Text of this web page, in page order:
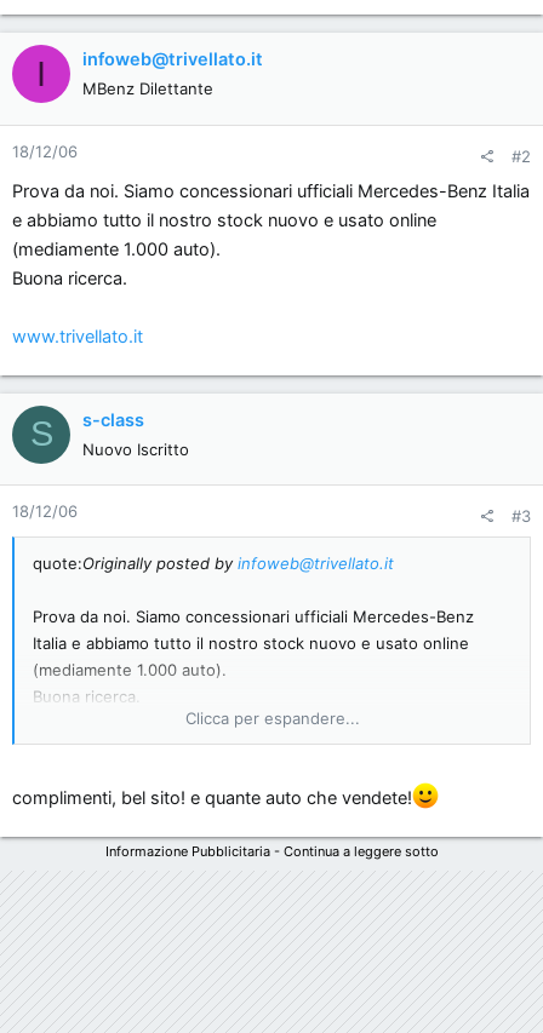
I infoweb@trivellato.it
MBenz Dilettante
18/12/06 #2
Prova da noi. Siamo concessionari ufficiali Mercedes-Benz Italia
e abbiamo tutto il nostro stock nuovo e usato online
(mediamente 1.000 auto).
Buona ricerca.
www.trivellato.it
S s-class
Nuovo Iscritto
18/12/06 #3
quote:Originally posted byinfoweb@trivellato.it
Prova da noi. Siamo concessionari ufficiali Mercedes-Benz
Italia e abbiamo tutto il nostro stock nuovo e usato online
(mediamente 1.000 auto).
Buona ricerca.
www.trivellato.it
Clicca per espandere...
complimenti, bel sito! e quante auto che vendete!
Informazione Pubblicitaria - Continua a leggere sotto